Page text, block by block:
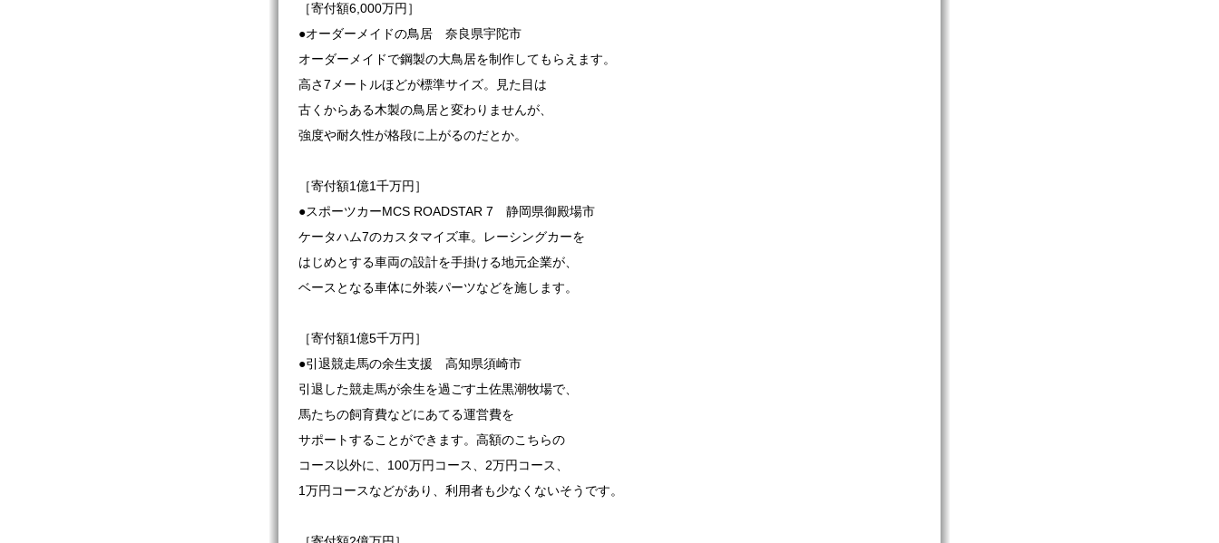
［寄付額6,000万円］
●オーダーメイドの鳥居 奈良県宇陀市
オーダーメイドで鋼製の大鳥居を制作してもらえます。
高さ7メートルほどが標準サイズ。見た目は
古くからある木製の鳥居と変わりませんが、
強度や耐久性が格段に上がるのだとか。
［寄付額1億1千万円］
●スポーツカーMCS ROADSTAR 7 静岡県御殿場市
ケータハム7のカスタマイズ車。レーシングカーを
はじめとする車両の設計を手掛ける地元企業が、
ベースとなる車体に外装パーツなどを施します。
［寄付額1億5千万円］
●引退競走馬の余生支援 高知県須崎市
引退した競走馬が余生を過ごす土佐黒潮牧場で、
馬たちの飼育費などにあてる運営費を
サポートすることができます。高額のこちらの
コース以外に、100万円コース、2万円コース、
1万円コースなどがあり、利用者も少なくないそうです。